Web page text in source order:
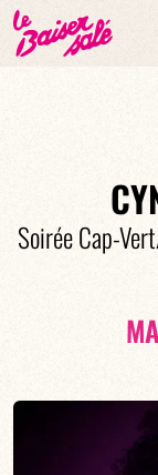
Soirée Cap-